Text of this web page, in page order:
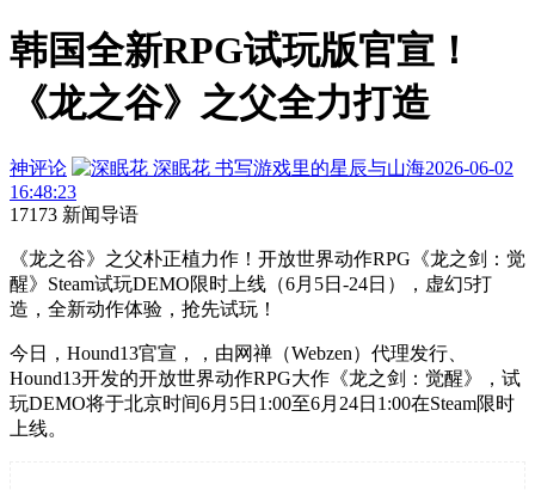
韩国全新RPG试玩版官宣！
《龙之谷》之父全力打造
神评论 深眠花 书写游戏里的星辰与山海2026-06-02
16:48:23
17173 新闻导语
《龙之谷》之父朴正植力作！开放世界动作RPG《龙之剑：觉
醒》Steam试玩DEMO限时上线（6月5日-24日），虚幻5打
造，全新动作体验，抢先试玩！
今日，Hound13官宣，，由网禅（Webzen）代理发行、
Hound13开发的开放世界动作RPG大作《龙之剑：觉醒》，试
玩DEMO将于北京时间6月5日1:00至6月24日1:00在Steam限时
上线。